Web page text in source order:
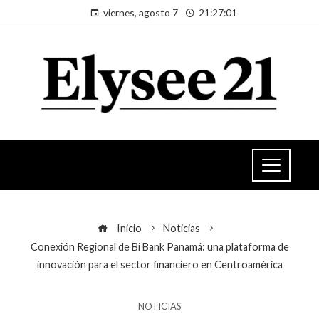
viernes, agosto 7 21:27:01
Inicio
Noticias
Conexión Regional de Bi Bank Panamá: una plataforma de
innovación para el sector financiero en Centroamérica
NOTICIAS